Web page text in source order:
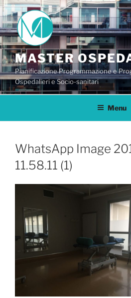
Salta
al
contenuto
MASTER
Pianificazione Programmazione e
Ospedalieri e Socio-sanitari
Menu
WhatsApp Image
11.58.11 (1)